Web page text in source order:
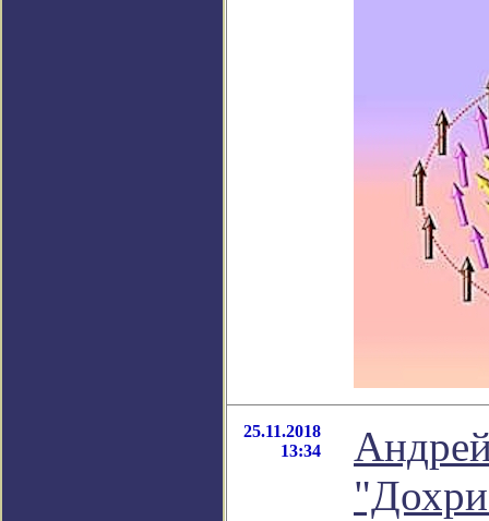
25.11.2018
13:34